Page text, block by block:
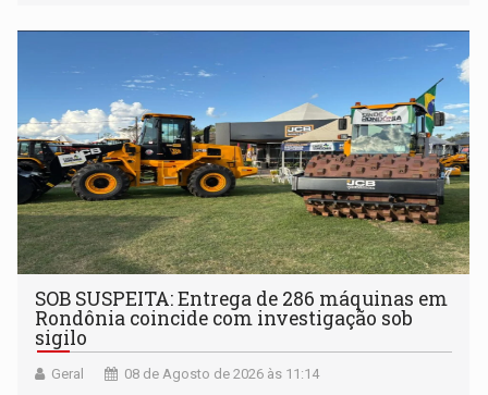
não ter entrado no modo eleição; ABAV faz evento em
SOB SUSPEITA: Entrega de 286 máquinas em
Rondônia coincide com investigação sob
sigilo
Geral 08 de Agosto de 2026 às 11:14